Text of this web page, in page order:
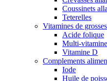
Coussinets
Teterelles
Vitamines de
Acide folique
Multi-
Vitamine D
Complements
Iode
Huile de